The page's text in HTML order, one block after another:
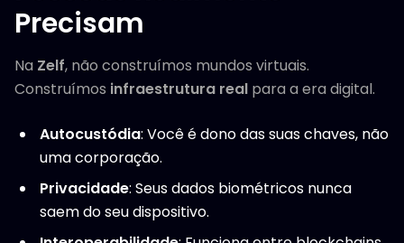
Precisam
Na Zelf, não construímos mundos virtuais.
Construímos infraestrutura real para a era digital.
Autocustódia: Você é dono das suas chaves, não
uma corporação.
Privacidade: Seus dados biométricos nunca
saem do seu dispositivo.